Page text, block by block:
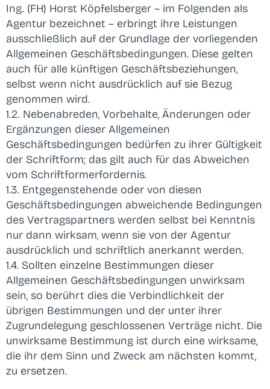
Ing. (FH) Horst Köpfelsberger – im Folgenden als
Agentur bezeichnet – erbringt ihre Leistungen
ausschließlich auf der Grundlage der vorliegenden
Allgemeinen Geschäftsbedingungen. Diese gelten
auch für alle künftigen Geschäftsbeziehungen,
selbst wenn nicht ausdrücklich auf sie Bezug
genommen wird.
1.2. Nebenabreden, Vorbehalte, Änderungen oder
Ergänzungen dieser Allgemeinen
Geschäftsbedingungen bedürfen zu ihrer Gültigkeit
der Schriftform; das gilt auch für das Abweichen
vom Schriftformerfordernis.
1.3. Entgegenstehende oder von diesen
Geschäftsbedingungen abweichende Bedingungen
des Vertragspartners werden selbst bei Kenntnis
nur dann wirksam, wenn sie von der Agentur
ausdrücklich und schriftlich anerkannt werden.
1.4. Sollten einzelne Bestimmungen dieser
Allgemeinen Geschäftsbedingungen unwirksam
sein, so berührt dies die Verbindlichkeit der
übrigen Bestimmungen und der unter ihrer
Zugrundelegung geschlossenen Verträge nicht. Die
unwirksame Bestimmung ist durch eine wirksame,
die ihr dem Sinn und Zweck am nächsten kommt,
zu ersetzen.